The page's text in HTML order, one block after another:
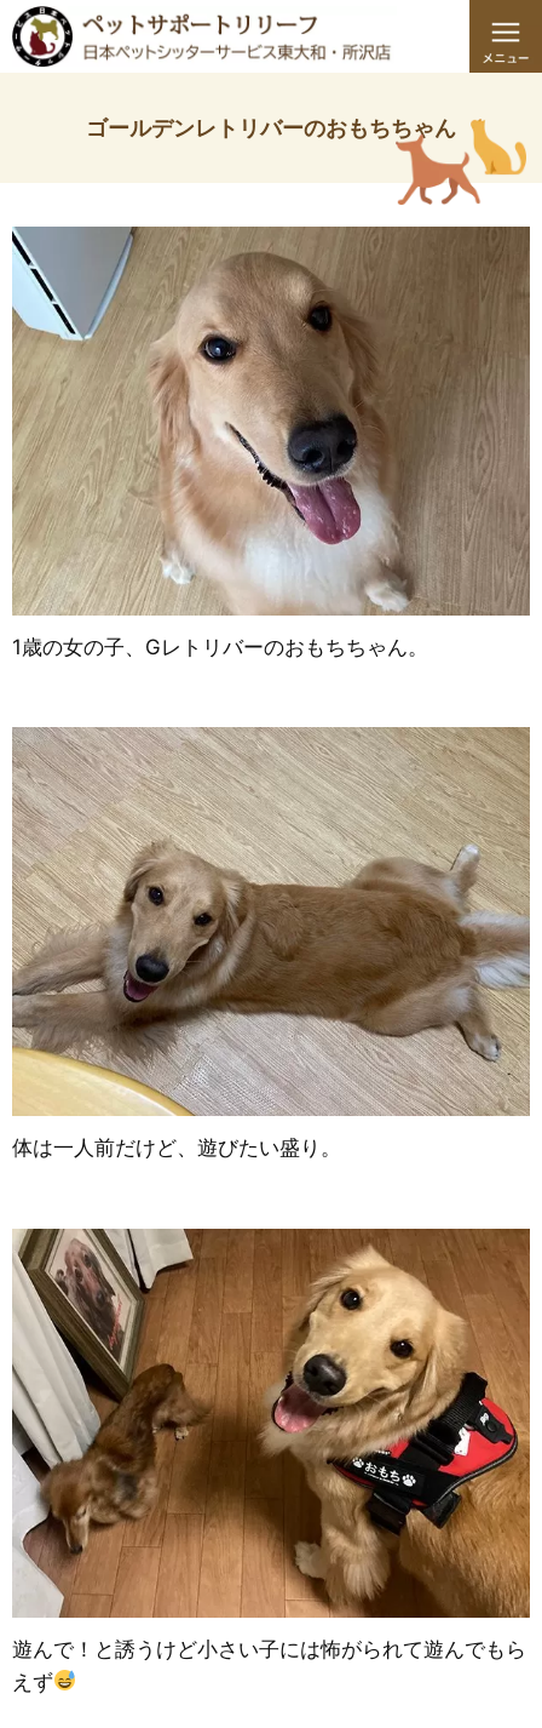
ゴールデンレトリバーのおもちちゃん
1歳の女の子、Gレトリバーのおもちちゃん。
体は一人前だけど、遊びたい盛り。
遊んで！と誘うけど小さい子には怖がられて遊んでもら
えず